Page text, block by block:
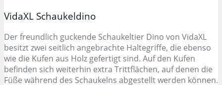
VidaXL Schaukeldino
Der freundlich guckende Schaukeltier Dino von VidaXL
besitzt zwei seitlich angebrachte Haltegriffe, die ebenso
wie die Kufen aus Holz gefertigt sind. Auf den Kufen
befinden sich weiterhin extra Trittflächen, auf denen die
Füße während des Schaukelns abgestellt werden können.